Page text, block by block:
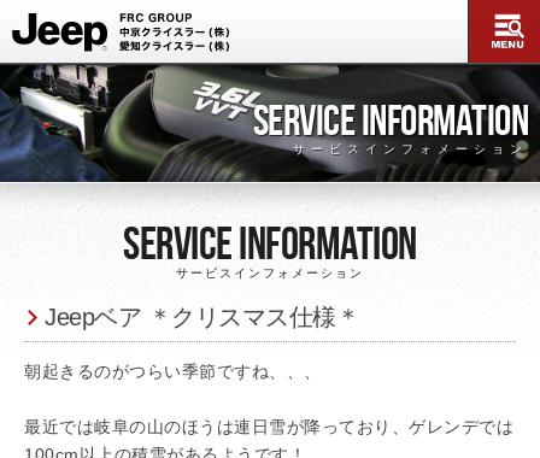
SERVICE INFORMATION
サービスインフォメーション
Service Information
サービスインフォメーション
Jeepベア ＊クリスマス仕様＊
朝起きるのがつらい季節ですね、、、
最近では岐阜の山のほうは連日雪が降っており、ゲレンデでは